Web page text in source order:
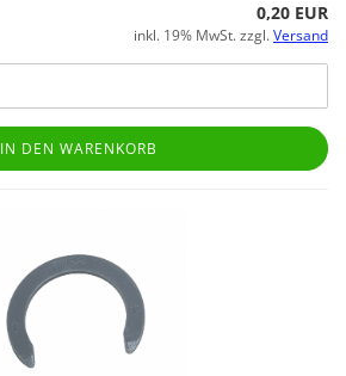
0,20 EUR
inkl. 19% MwSt. zzgl.Versand
IN DEN WARENKORB